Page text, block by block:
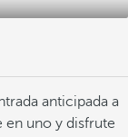
anticipada a
en uno y disfrute